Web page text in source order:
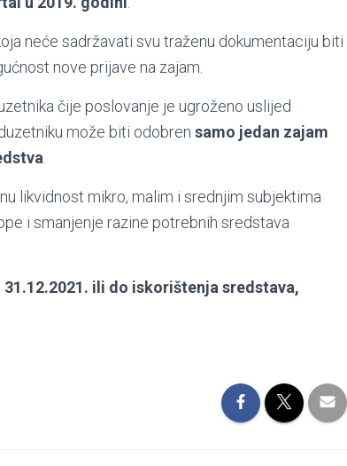
neće sadržavati svu traženu dokumentaciju biti
nove prijave na zajam.
čije poslovanje je ugroženo uslijed
može biti odobren samo jedan zajam
likvidnost mikro, malim i srednjim subjektima
i smanjenje razine potrebnih sredstava
ili do iskorištenja sredstava,